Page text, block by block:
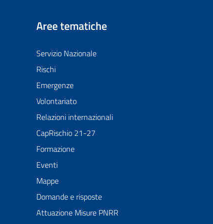
Aree tematiche
Servizio Nazionale
Rischi
Emergenze
Volontariato
Relazioni internazionali
CapRischio 21-27
Formazione
Eventi
Mappe
Domande e risposte
Attuazione Misure PNRR